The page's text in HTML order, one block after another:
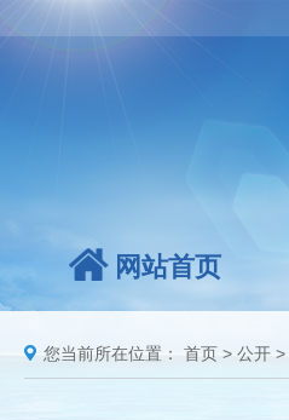
网站首页
您当前所在位置： 首页 > 公开 >